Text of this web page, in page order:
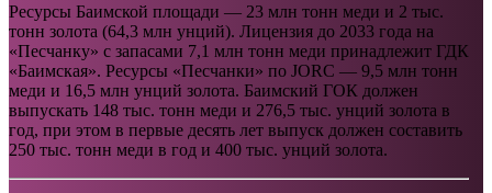
Ресурсы Баимской площади — 23 млн тонн меди и 2 тыс.
тонн золота (64,3 млн унций). Лицензия до 2033 года на
«Песчанку» с запасами 7,1 млн тонн меди принадлежит ГДК
«Баимская». Ресурсы «Песчанки» по JORC — 9,5 млн тонн
меди и 16,5 млн унций золота. Баимский ГОК должен
выпускать 148 тыс. тонн меди и 276,5 тыс. унций золота в
год, при этом в первые десять лет выпуск должен составить
250 тыс. тонн меди в год и 400 тыс. унций золота.